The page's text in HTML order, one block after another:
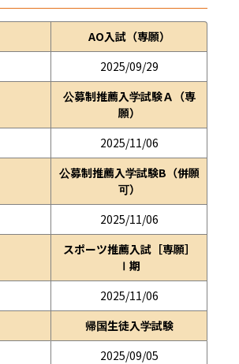
AO入試（専願）
2025/09/29
公募制推薦入学試験Ａ（専
願）
2025/11/06
公募制推薦入学試験B（併願
可）
2025/11/06
スポーツ推薦入試［専願］
Ⅰ期
2025/11/06
帰国生徒入学試験
2025/09/05